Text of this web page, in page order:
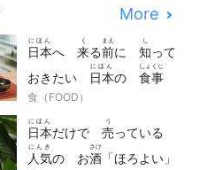
More
日本
にほん
へ 来
く
る前
まえ
に 知
し
って
おきたい
日本
にほん
の 食事
しょくじ
の マナー
manner
食（FOOD）
日本
にほん
だけで 売
う
っている
人気
にんき
の お酒
さけ
「ほろよい」